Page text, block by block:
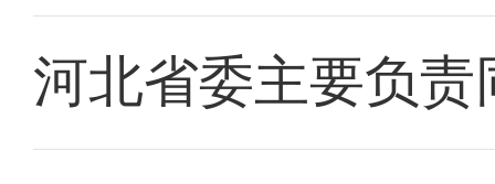
河北省委主要负